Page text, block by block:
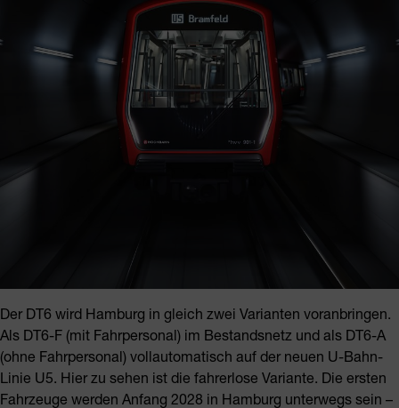
Der DT6 wird Hamburg in gleich zwei Varianten voranbringen.
Als DT6-F (mit Fahrpersonal) im Bestandsnetz und als DT6-A
(ohne Fahrpersonal) vollautomatisch auf der neuen U-Bahn-
Linie U5. Hier zu sehen ist die fahrerlose Variante. Die ersten
Fahrzeuge werden Anfang 2028 in Hamburg unterwegs sein –